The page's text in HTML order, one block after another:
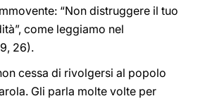
“Non distruggere il tuo
come leggiamo nel
26).
cessa di rivolgersi al popolo
Gli parla molte volte per